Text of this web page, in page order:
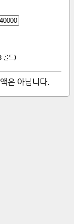
골드)
은 아닙니다.